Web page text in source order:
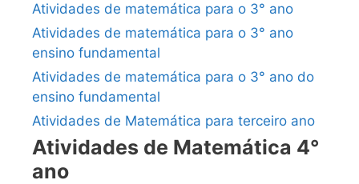
Atividades de matemática para o 3° ano
Atividades de matemática para o 3° ano
ensino fundamental
Atividades de matemática para o 3° ano do
ensino fundamental
Atividades de Matemática para terceiro ano
Atividades de Matemática 4°
ano